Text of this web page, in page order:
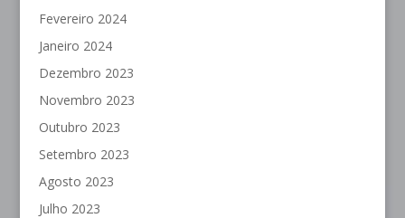
Fevereiro 2024
Janeiro 2024
Dezembro 2023
Novembro 2023
Outubro 2023
Setembro 2023
Agosto 2023
Julho 2023